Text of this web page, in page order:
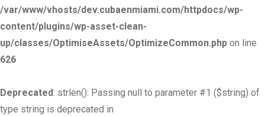
/var/www/vhosts/dev.cubaenmiami.com/httpdocs/wp-
content/plugins/wp-asset-clean-
up/classes/OptimiseAssets/OptimizeCommon.php on line
626
Deprecated: strlen(): Passing null to parameter #1 ($string) of
type string is deprecated in